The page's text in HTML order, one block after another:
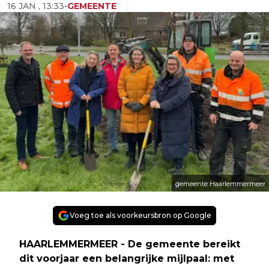
16 JAN , 13:33•GEMEENTE
gemeente Haarlemmermeer
Voeg toe als voorkeursbron op Google
HAARLEMMERMEER - De gemeente bereikt
dit voorjaar een belangrijke mijlpaal: met